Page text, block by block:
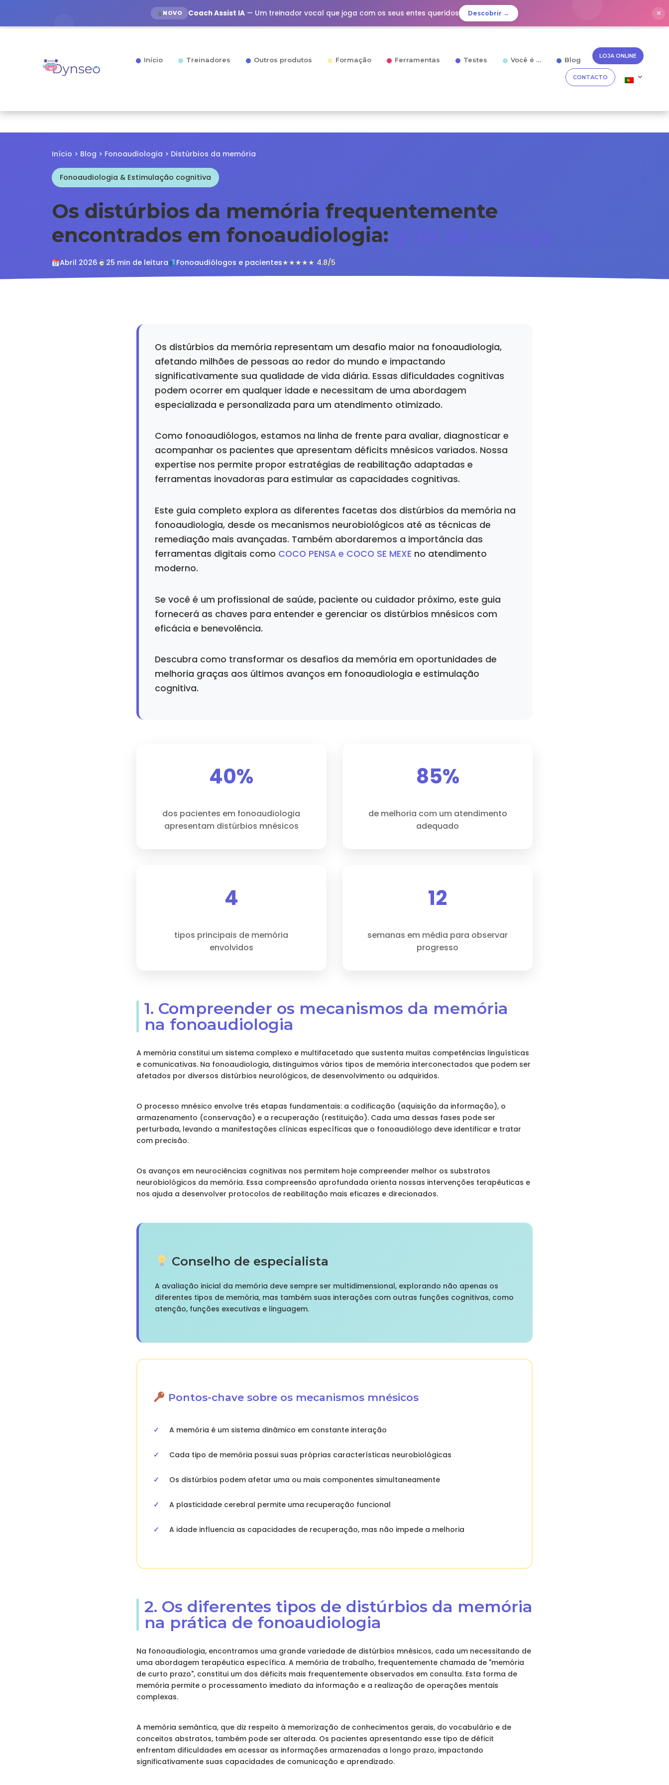
NOVO Coach Assist IA — Um treinador vocal que joga com os seus entes queridos Descobrir → ✕
Início Treinadores Outros produtos Formação Ferramentas Testes Você é … Blog LOJA ONLINE
CONTACTO
Início > Blog > Fonoaudiologia > Distúrbios da memória
Fonoaudiologia & Estimulação cognitiva
Os distúrbios da memória frequentemente
encontrados em fonoaudiologia:
Abril 2026 25 min de leitura Fonoaudiólogos e pacientes★★★★★ 4.8/5
Os distúrbios da memória representam um desafio maior na fonoaudiologia,
afetando milhões de pessoas ao redor do mundo e impactando
significativamente sua qualidade de vida diária. Essas dificuldades cognitivas
podem ocorrer em qualquer idade e necessitam de uma abordagem
especializada e personalizada para um atendimento otimizado.
Como fonoaudiólogos, estamos na linha de frente para avaliar, diagnosticar e
acompanhar os pacientes que apresentam déficits mnésicos variados. Nossa
expertise nos permite propor estratégias de reabilitação adaptadas e
ferramentas inovadoras para estimular as capacidades cognitivas.
Este guia completo explora as diferentes facetas dos distúrbios da memória na
fonoaudiologia, desde os mecanismos neurobiológicos até as técnicas de
remediação mais avançadas. Também abordaremos a importância das
ferramentas digitais como COCO PENSA e COCO SE MEXE no atendimento
moderno.
Se você é um profissional de saúde, paciente ou cuidador próximo, este guia
fornecerá as chaves para entender e gerenciar os distúrbios mnésicos com
eficácia e benevolência.
Descubra como transformar os desafios da memória em oportunidades de
melhoria graças aos últimos avanços em fonoaudiologia e estimulação
cognitiva.
40%
dos pacientes em fonoaudiologia
apresentam distúrbios mnésicos
85%
de melhoria com um atendimento
adequado
4
tipos principais de memória
envolvidos
12
semanas em média para observar
progresso
1. Compreender os mecanismos da memória
na fonoaudiologia
A memória constitui um sistema complexo e multifacetado que sustenta muitas competências linguísticas
e comunicativas. Na fonoaudiologia, distinguimos vários tipos de memória interconectados que podem ser
afetados por diversos distúrbios neurológicos, de desenvolvimento ou adquiridos.
O processo mnésico envolve três etapas fundamentais: a codificação (aquisição da informação), o
armazenamento (conservação) e a recuperação (restituição). Cada uma dessas fases pode ser
perturbada, levando a manifestações clínicas específicas que o fonoaudiólogo deve identificar e tratar
com precisão.
Os avanços em neurociências cognitivas nos permitem hoje compreender melhor os substratos
neurobiológicos da memória. Essa compreensão aprofundada orienta nossas intervenções terapêuticas e
nos ajuda a desenvolver protocolos de reabilitação mais eficazes e direcionados.
Conselho de especialista
A avaliação inicial da memória deve sempre ser multidimensional, explorando não apenas os
diferentes tipos de memória, mas também suas interações com outras funções cognitivas, como
atenção, funções executivas e linguagem.
Pontos-chave sobre os mecanismos mnésicos
A memória é um sistema dinâmico em constante interação
Cada tipo de memória possui suas próprias características neurobiológicas
Os distúrbios podem afetar uma ou mais componentes simultaneamente
A plasticidade cerebral permite uma recuperação funcional
A idade influencia as capacidades de recuperação, mas não impede a melhoria
2. Os diferentes tipos de distúrbios da memória
na prática de fonoaudiologia
Na fonoaudiologia, encontramos uma grande variedade de distúrbios mnésicos, cada um necessitando de
uma abordagem terapêutica específica. A memória de trabalho, frequentemente chamada de "memória
de curto prazo", constitui um dos déficits mais frequentemente observados em consulta. Esta forma de
memória permite o processamento imediato da informação e a realização de operações mentais
complexas.
A memória semântica, que diz respeito à memorização de conhecimentos gerais, do vocabulário e de
conceitos abstratos, também pode ser alterada. Os pacientes apresentando esse tipo de déficit
enfrentam dificuldades em acessar as informações armazenadas a longo prazo, impactando
significativamente suas capacidades de comunicação e aprendizado.